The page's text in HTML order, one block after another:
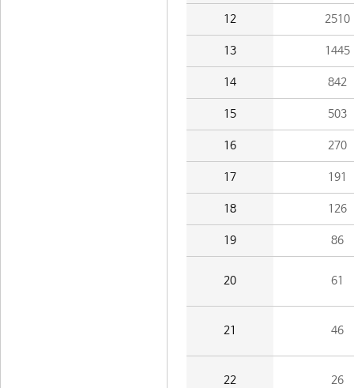
12 2510
13 1445
14 842
15 503
16 270
17 191
18 126
19 86
20 61
21 46
22 26